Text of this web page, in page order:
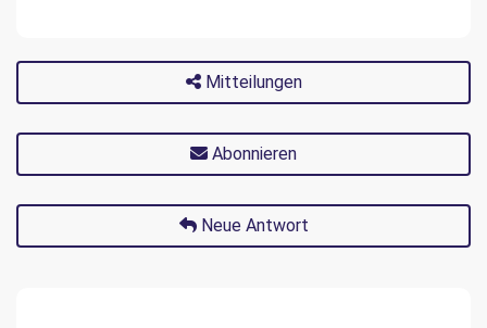
Mitteilungen
Abonnieren
Neue Antwort